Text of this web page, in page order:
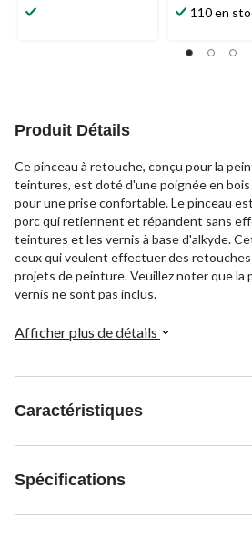
110 en
Produit Détails
Ce pinceau à retouche, conçu pour la
teintures, est doté d'une poignée en bois
pour une prise confortable. Le pinceau
porc qui retiennent et répandent sans
teintures et les vernis à base d'alkyde.
ceux qui veulent effectuer des
projets de peinture. Veuillez noter que la
vernis ne sont pas inclus.
Afficher plus de détails
Caractéristiques
Spécifications